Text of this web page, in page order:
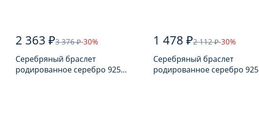
2 363 ₽3 376 ₽-30%
Серебряный браслет
родированное серебро 925
1 478 ₽2 112 ₽-30%
Серебряный браслет
родированное серебро 925